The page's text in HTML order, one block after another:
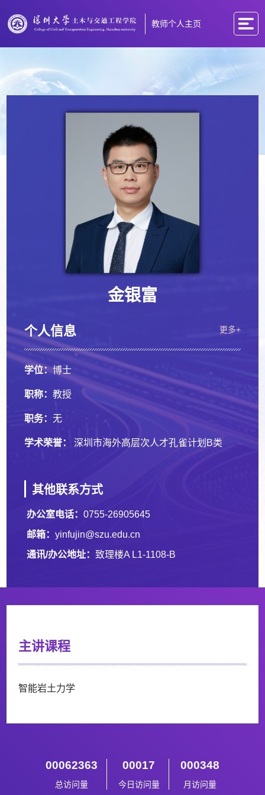
教师个人主页
金银富
个人信息 更多+
学位：博士
职称：教授
职务：无
学术荣誉： 深圳市海外高层次人才孔雀计划B类
其他联系方式
办公室电话： 0755-26905645
邮箱： yinfujin@szu.edu.cn
通讯/办公地址： 致理楼A L1-1108-B
主讲课程
智能岩土力学
00062363
总访问量
00017
今日访问量
000348
月访问量